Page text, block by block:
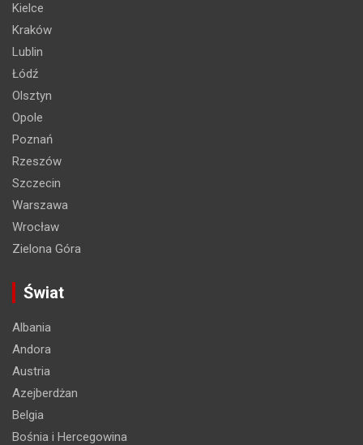
Kielce
Kraków
Lublin
Łódź
Olsztyn
Opole
Poznań
Rzeszów
Szczecin
Warszawa
Wrocław
Zielona Góra
Świat
Albania
Andora
Austria
Azejberdżan
Belgia
Bośnia i Hercegowina